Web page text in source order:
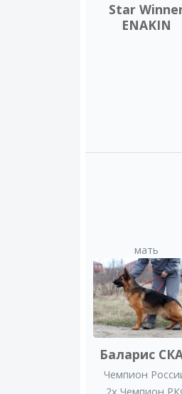
Star
ENAKIN
мать
Баларис
Чемпион